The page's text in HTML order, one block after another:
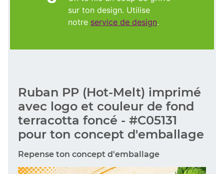
sur ton design. Utilise
notre service de design.
Ruban PP (Hot-Melt) imprimé
avec logo et couleur de fond
terracotta foncé - #C05131
pour ton concept d'emballage
Repense ton concept d'emballage